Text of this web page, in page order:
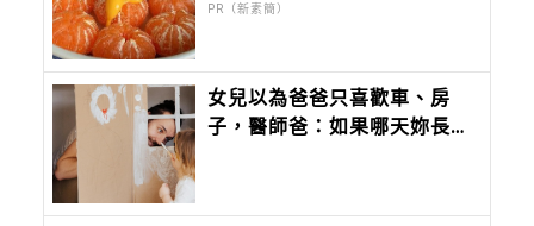
PR（新素簡）
女兒以為爸爸只喜歡車、房
子，醫師爸：如果哪天妳長大
「妳。」